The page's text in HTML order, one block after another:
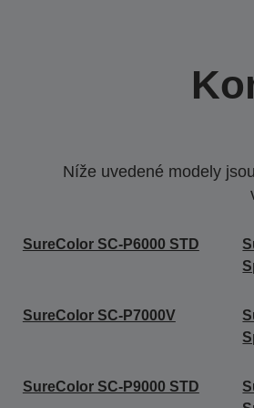
Níže uvedené modely
SureColor SC-P6000 STD
SureColor SC-P7000V
SureColor SC-P9000 STD